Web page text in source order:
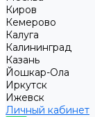
Киров
Кемерово
Калуга
Калининград
Казань
Йошкар-Ола
Иркутск
Ижевск
Личный кабинет